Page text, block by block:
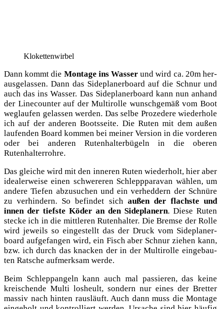
Klo­ket­ten­wir­bel
Dann kommt die Mon­ta­ge ins Was­ser und wird ca. 20m her­
aus­ge­las­sen. Dann das Side­pla­ner­board auf die Schnur und
auch das ins Was­ser. Das Side­pla­ner­board kann nun anhand
der Line­coun­ter auf der Mul­ti­rol­le wunsch­ge­mäß vom Boot
weg­lau­fen gelas­sen wer­den. Das sel­be Pro­ze­de­re wie­der­ho­le
ich auf der ande­ren Boots­sei­te. Die Ruten mit dem außen
lau­fen­den Board kom­men bei mei­ner Ver­si­on in die vor­de­ren
oder bei ande­ren Ruten­hal­ter­bü­geln in die obe­ren
Rutenhalterrohre.
Das glei­che wird mit den inne­ren Ruten wie­der­holt, hier aber
idea­ler­wei­se einen schwe­re­ren Schlepp­pa­ra­van wäh­len, um
ande­re Tie­fen abzu­su­chen und ein ver­hed­dern der Schnü­re
zu ver­hin­dern. So befin­det sichaußen der flachs­te und
innen der tiefs­te Köder an den Side­pla­nern. Die­se Ruten
ste­cke ich in die mitt­le­ren Ruten­hal­ter. Die Brem­se der Rol­le
wird jeweils so ein­ge­stellt das der Druck vom Side­pla­ner­
board auf­ge­fan­gen wird, ein Fisch aber Schnur zie­hen kann,
bzw. ich durch das kna­cken der in der Mul­ti­rol­le ein­ge­bau­
ten Rat­sche auf­merk­sam werde.
Beim Schlepp­an­geln kann auch mal pas­sie­ren, das kei­ne
krei­schen­de Mul­ti los­heult, son­dern nur eines der Bret­ter
mas­siv nach hin­ten raus­läuft. Auch dann muss die Mon­ta­ge